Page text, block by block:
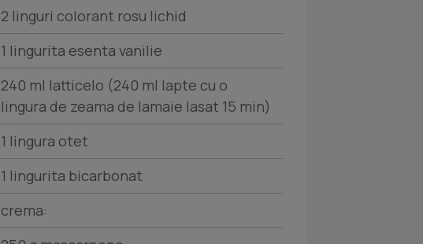
2 linguri colorant rosu lichid
1 lingurita esenta vanilie
240 ml latticelo (240 ml lapte cu o
lingura de zeama de lamaie lasat 15 min)
1 lingura otet
1 lingurita bicarbonat
crema: